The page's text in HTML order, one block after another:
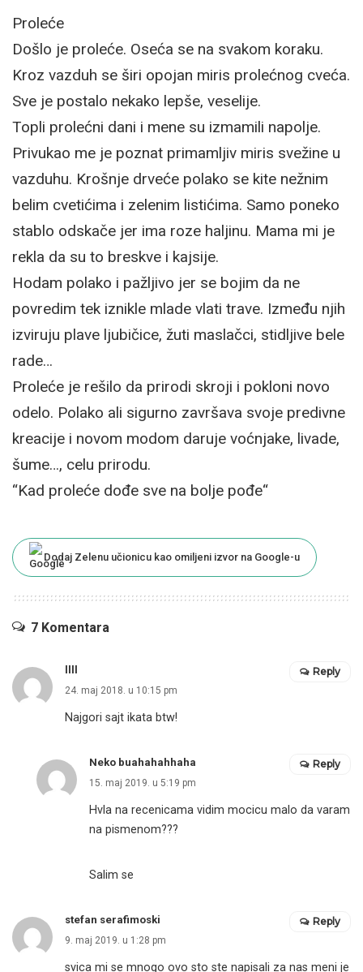
Proleće
Došlo je proleće. Oseća se na svakom koraku.
Kroz vazduh se širi opojan miris prolećnog cveća.
Sve je postalo nekako lepše, veselije.
Topli prolećni dani i mene su izmamili napolje.
Privukao me je poznat primamljiv miris svežine u
vazduhu. Krošnje drveće polako se kite nežnim
belim cvetićima i zelenim listićima. Samo poneko
stablo odskače jer ima roze haljinu. Mama mi je
rekla da su to breskve i kajsije.
Hodam polako i pažljivo jer se bojim da ne
povredim tek iznikle mlade vlati trave. Između njih
izviruju plave ljubičice, žuti maslačci, stidljive bele
rade…
Proleće je rešilo da prirodi skroji i pokloni novo
odelo. Polako ali sigurno završava svoje predivne
kreacije i novom modom daruje voćnjake, livade,
šume…, celu prirodu.
“Kad proleće dođe sve na bolje pođe“
Dodaj Zelenu učionicu kao omiljeni izvor na Google-u
7 Komentara
24. maj 2018. u 10:15 pm
Najgori sajt ikata btw!
Reply
Neko buahahahhaha
15. maj 2019. u 5:19 pm
Hvla na recenicama vidim mocicu malo da varam
na pismenom???
Salim se
Reply
stefan serafimoski
9. maj 2019. u 1:28 pm
svica mi se mnogo ovo sto ste napisali za nas meni je
Reply